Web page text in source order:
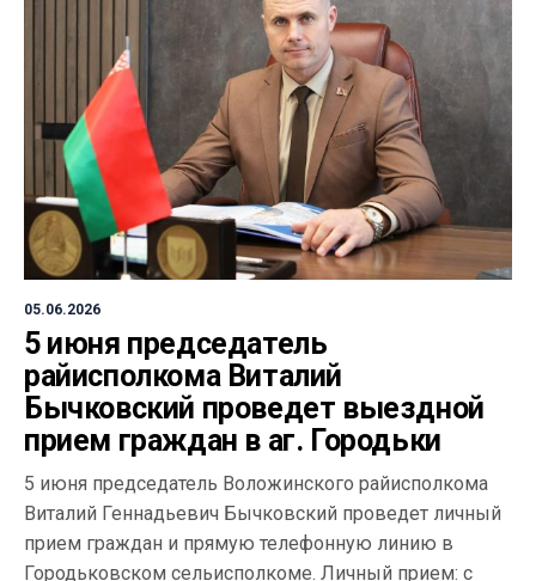
05.06.2026
5 июня председатель
райисполкома Виталий
Бычковский проведет выездной
прием граждан в аг. Городьки
5 июня председатель Воложинского райисполкома
Виталий Геннадьевич Бычковский проведет личный
прием граждан и прямую телефонную линию в
Городьковском сельисполкоме. Личный прием: с